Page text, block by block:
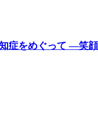
症をめぐって ―笑